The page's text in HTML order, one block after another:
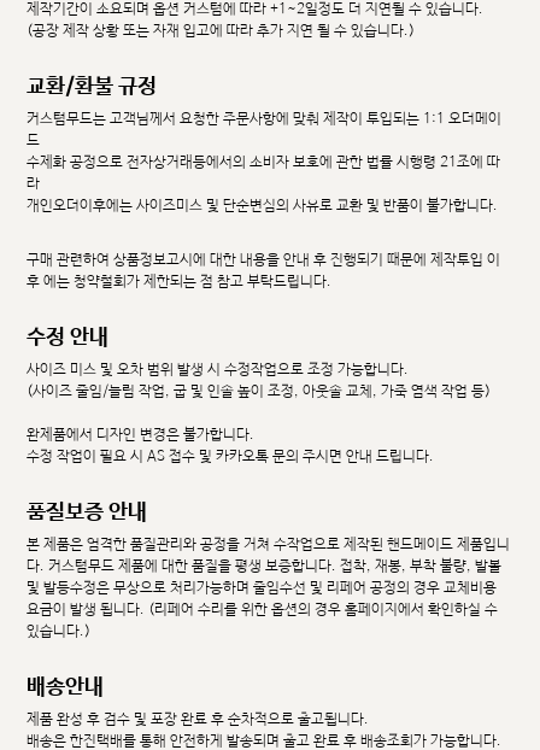
제작기간이 소요되며 옵션 커스텀에 따라 +1~2일정도 더 지연될 수 있습니다.
(공장 제작 상황 또는 자재 입고에 따라 추가 지연 될 수 있습니다.)
교환/환불 규정
커스텀무드는 고객님께서 요청한 주문사항에 맞춰 제작이 투입되는 1:1 오더메이
드
수제화 공정으로 전자상거래등에서의 소비자 보호에 관한 법률 시행령 21조에 따
라
개인오더이후에는 사이즈미스 및 단순변심의 사유로 교환 및 반품이 불가합니다.
구매 관련하여 상품정보고시에 대한 내용을 안내 후 진행되기 때문에 제작투입 이
후 에는 청약철회가 제한되는 점 참고 부탁드립니다.
수정 안내
사이즈 미스 및 오차 범위 발생 시 수정작업으로 조정 가능합니다.
(사이즈 줄임/늘림 작업, 굽 및 인솔 높이 조정, 아웃솔 교체, 가죽 염색 작업 등)
완제품에서 디자인 변경은 불가합니다.
수정 작업이 필요 시 AS 접수 및 카카오톡 문의 주시면 안내 드립니다.
품질보증 안내
본 제품은 엄격한 품질관리와 공정을 거쳐 수작업으로 제작된 핸드메이드 제품입니
다. 커스텀무드 제품에 대한 품질을 평생 보증합니다. 접착, 재봉, 부착 불량, 발볼
및 발등수정은 무상으로 처리가능하며 줄임수선 및 리페어 공정의 경우 교체비용
요금이 발생 됩니다. (리페어 수리를 위한 옵션의 경우 홈페이지에서 확인하실 수
있습니다.)
배송안내
제품 완성 후 검수 및 포장 완료 후 순차적으로 출고됩니다.
배송은 한진택배를 통해 안전하게 발송되며 출고 완료 후 배송조회가 가능합니다.